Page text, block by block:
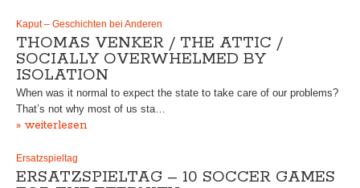
Kaput – Geschichten bei Anderen
THOMAS VENKER / THE ATTIC /
SOCIALLY OVERWHELMED BY
ISOLATION
When was it normal to expect the state to take care of our problems?
That’s not why most of us sta…
» weiterlesen
Ersatzspieltag
ERSATZSPIELTAG – 10 SOCCER GAMES